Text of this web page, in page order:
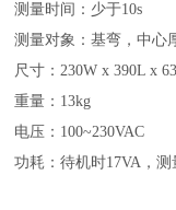
测量时间：少于10s
测量对象：基弯，中心
尺寸：230W x 390L x
重量：13kg
电压：100~230VAC
功耗：待机时17VA，测